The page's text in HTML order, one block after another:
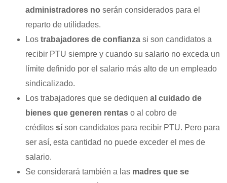
administradores no serán considerados para el
reparto de utilidades.
Los trabajadores de confianza si son candidatos a
recibir PTU siempre y cuando su salario no exceda un
límite definido por el salario más alto de un empleado
sindicalizado.
Los trabajadores que se dediquen al cuidado de
bienes que generen rentas o al cobro de
créditos sí son candidatos para recibir PTU. Pero para
ser así, esta cantidad no puede exceder el mes de
salario.
Se considerará también a las madres que se